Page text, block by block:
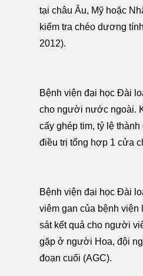
tại châu Âu, Mỹ hoặc
kiểm tra chéo dương
2012).
Bệnh viện đại học Đài
cho người nước ngoài.
cấy ghép tim, tỷ lệ
điều trị tổng hợp 1 cửa
Bệnh viện đại học Đài
viêm gan của bệnh viện
sát kết quả cho người
gặp ở người Hoa, đội
đoạn cuối (AGC).